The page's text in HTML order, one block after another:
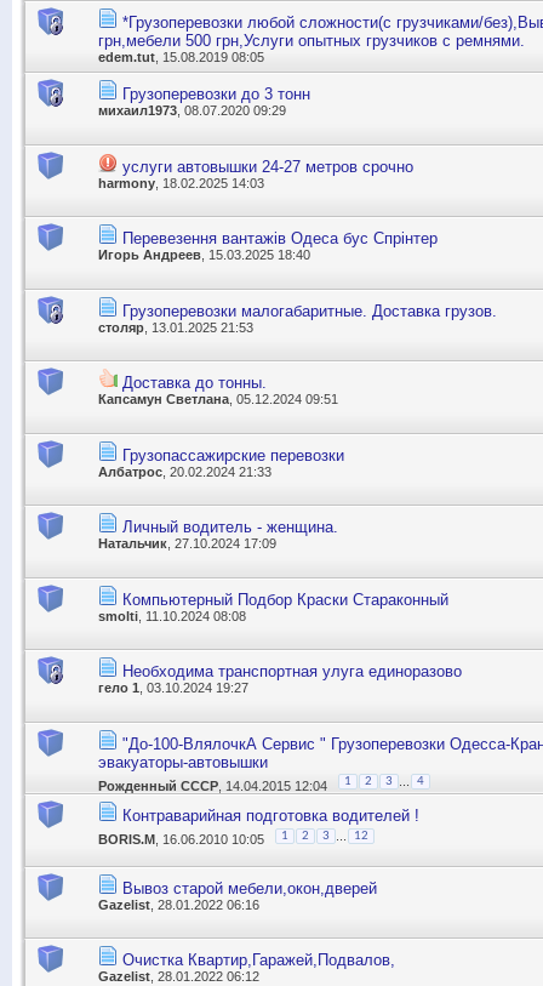
*Грузоперевозки любой сложности(с грузчиками/
грн,мебели 500 грн,Услуги опытных грузчиков с ремнями.
edem.tut , 15.08.2019 08:05
Грузоперевозки до 3 тонн
михаил1973, 08.07.2020 09:29
услуги автовышки 24-27 метров срочно
harmony , 18.02.2025 14:03
Перевезення вантажів Одеса бус Спрінтер
Игорь Андреев , 15.03.2025 18:40
Грузоперевозки малогабаритные. Доставка грузов.
столяр , 13.01.2025 21:53
Доставка до тонны.
Капсамун Светлана , 05.12.2024 09:51
Грузопассажирские перевозки
Албатрос , 20.02.2024 21:33
Личный водитель - женщина.
Натальчик , 27.10.2024 17:09
Компьютерный Подбор Краски Стараконный
smolti , 11.10.2024 08:08
Необходима транспортная улуга единоразово
гело 1 , 03.10.2024 19:27
"До-100-ВлялочкА Сервис " Грузоперевозки Одесса-
эвакуаторы-автовышки
Рожденный СССР , 14.04.2015 12:04 1 2 3 4
Контраварийная подготовка водителей !
BORIS.M , 16.06.2010 10:05 1 2 3 12
Вывоз старой мебели,окон,дверей
Gazelist , 28.01.2022 06:16
Очистка Квартир,Гаражей,Подвалов,
Gazelist , 28.01.2022 06:12